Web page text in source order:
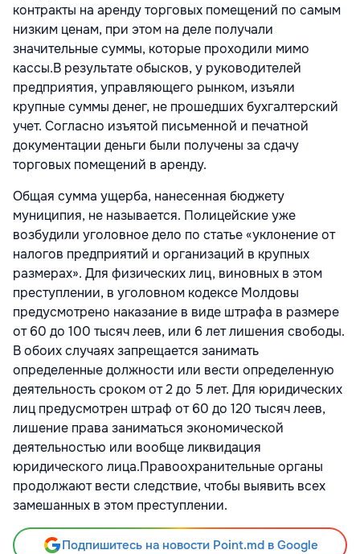
контракты на аренду торговых помещений по самым
низким ценам, при этом на деле получали
значительные суммы, которые проходили мимо
кассы.В результате обысков, у руководителей
предприятия, управляющего рынком, изъяли
крупные суммы денег, не прошедших бухгалтерский
учет. Согласно изъятой письменной и печатной
документации деньги были получены за сдачу
торговых помещений в аренду.
Общая сумма ущерба, нанесенная бюджету
муниципия, не называется. Полицейские уже
возбудили уголовное дело по статье «уклонение от
налогов предприятий и организаций в крупных
размерах». Для физических лиц, виновных в этом
преступлении, в уголовном кодексе Молдовы
предусмотрено наказание в виде штрафа в размере
от 60 до 100 тысяч леев, или 6 лет лишения свободы.
В обоих случаях запрещается занимать
определенные должности или вести определенную
деятельность сроком от 2 до 5 лет. Для юридических
лиц предусмотрен штраф от 60 до 120 тысяч леев,
лишение права заниматься экономической
деятельностью или вообще ликвидация
юридического лица.Правоохранительные органы
продолжают вести следствие, чтобы выявить всех
замешанных в этом преступлении.
Подпишитесь на новости Point.md в Google